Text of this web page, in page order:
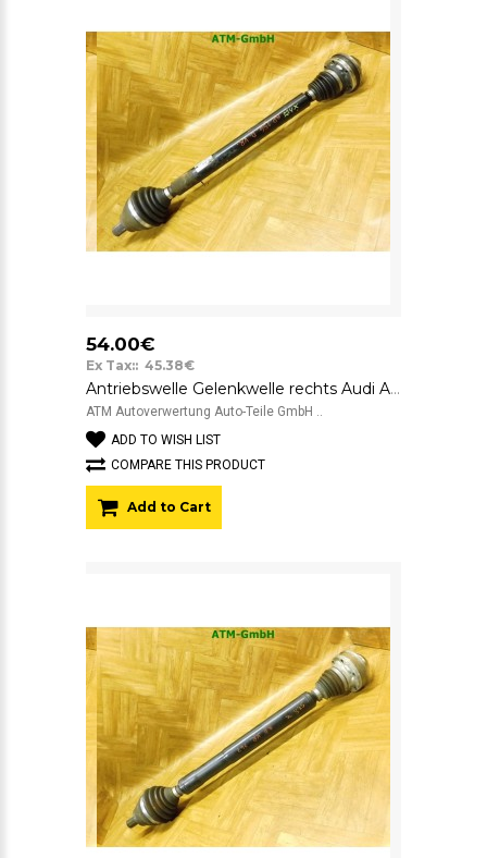
54.00€
Ex Tax:: 45.38€
Antriebswelle Gelenkwelle rechts Audi A3 8P Beifahrerseite
ATM Autoverwertung Auto-Teile GmbH ..
ADD TO WISH LIST
COMPARE THIS PRODUCT
Add to Cart